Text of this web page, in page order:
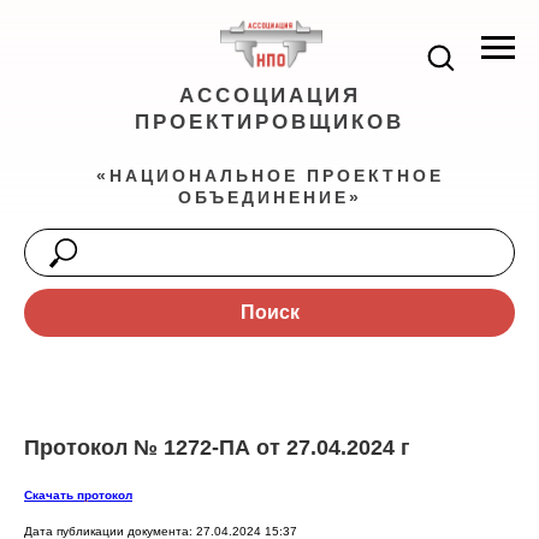
АССОЦИАЦИЯ
ПРОЕКТИРОВЩИКОВ
«НАЦИОНАЛЬНОЕ ПРОЕКТНОЕ
ОБЪЕДИНЕНИЕ»
Поиск
Протокол № 1272-ПА от 27.04.2024 г
Скачать протокол
Дата публикации документа: 27.04.2024 15:37